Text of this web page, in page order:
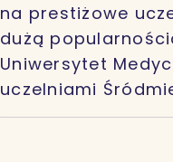
na prestiżowe
dużą
Uniwersytet
uczelniami